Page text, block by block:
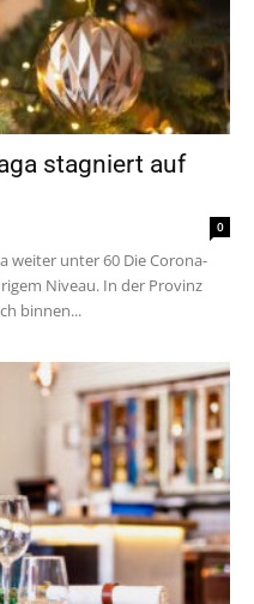
stagniert auf
0
weiter unter 60 Die Corona-
Niveau. In der Provinz
binnen...